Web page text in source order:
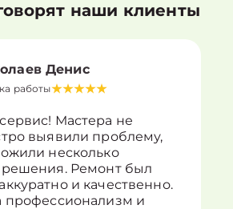
наши клиенты
Денис
работы
Мастера не
выявили проблему,
несколько
решения. Ремонт был
и качественно.
профессионализм и